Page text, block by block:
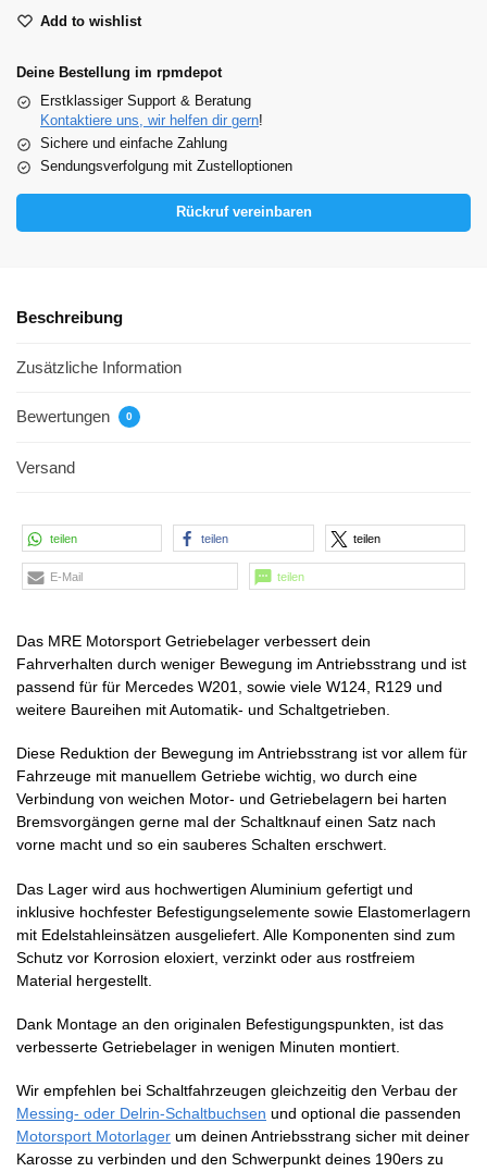
Add to wishlist
Deine Bestellung im rpmdepot
Erstklassiger Support & Beratung
Kontaktiere uns, wir helfen dir gern!
Sichere und einfache Zahlung
Sendungsverfolgung mit Zustelloptionen
Rückruf vereinbaren
Beschreibung
Zusätzliche Information
Bewertungen 0
Versand
teilen teilen teilen
E-Mail teilen
Das MRE Motorsport Getriebelager verbessert dein
Fahrverhalten durch weniger Bewegung im Antriebsstrang und ist
passend für für Mercedes W201, sowie viele W124, R129 und
weitere Baureihen mit Automatik- und Schaltgetrieben.
Diese Reduktion der Bewegung im Antriebsstrang ist vor allem für
Fahrzeuge mit manuellem Getriebe wichtig, wo durch eine
Verbindung von weichen Motor- und Getriebelagern bei harten
Bremsvorgängen gerne mal der Schaltknauf einen Satz nach
vorne macht und so ein sauberes Schalten erschwert.
Das Lager wird aus hochwertigen Aluminium gefertigt und
inklusive hochfester Befestigungselemente sowie Elastomerlagern
mit Edelstahleinsätzen ausgeliefert. Alle Komponenten sind zum
Schutz vor Korrosion eloxiert, verzinkt oder aus rostfreiem
Material hergestellt.
Dank Montage an den originalen Befestigungspunkten, ist das
verbesserte Getriebelager in wenigen Minuten montiert.
Wir empfehlen bei Schaltfahrzeugen gleichzeitig den Verbau der
Messing- oder Delrin-Schaltbuchsen und optional die passenden
Motorsport Motorlager um deinen Antriebsstrang sicher mit deiner
Karosse zu verbinden und den Schwerpunkt deines 190ers zu